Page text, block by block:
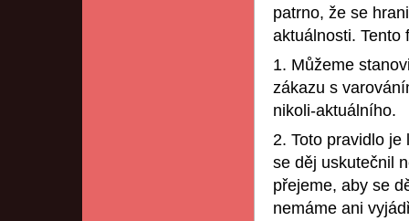
patrno, že se
aktuálnosti. Tento
1. Můžeme
zákazu s
nikoli-aktuálního.
2. Toto pravidlo
se děj uskutečnil
přejeme, aby se
nemáme ani